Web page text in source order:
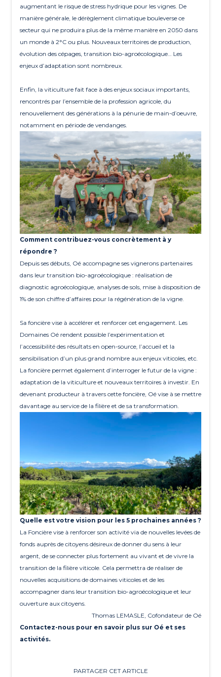
augmentant le risque de stress hydrique pour les vignes. De
manière générale, le dérèglement climatique bouleverse ce
secteur qui ne produira plus de la même manière en 2050 dans
un monde à 2°C ou plus. Nouveaux territoires de production,
évolution des cépages, transition bio-agroécologique… Les
enjeux d’adaptation sont nombreux.
Enfin, la viticulture fait face à des enjeux sociaux importants,
rencontrés par l’ensemble de la profession agricole, du
renouvellement des générations à la pénurie de main-d’oeuvre,
notamment en période de vendanges.
Comment contribuez-vous concrètement à y
répondre ?
Depuis ses débuts, Oé accompagne ses vignerons partenaires
dans leur transition bio-agroécologique : réalisation de
diagnostic agroécologique, analyses de sols, mise à disposition de
1% de son chiffre d’affaires pour la régénération de la vigne.
Sa foncière vise à accélérer et renforcer cet engagement. Les
Domaines Oé rendent possible l’expérimentation et
l’accessibilité des résultats en open-source, l’accueil et la
sensibilisation d’un plus grand nombre aux enjeux viticoles, etc.
La foncière permet également d’interroger le futur de la vigne :
adaptation de la viticulture et nouveaux territoires à investir. En
devenant producteur à travers cette foncière, Oé vise à se mettre
davantage au service de la filière et de sa transformation.
Quelle est votre vision pour les 5 prochaines années ?
La Foncière vise à renforcer son activité via de nouvelles levées de
fonds auprès de citoyens désireux de donner du sens à leur
argent, de se connecter plus fortement au vivant et de vivre la
transition de la filière viticole. Cela permettra de réaliser de
nouvelles acquisitions de domaines viticoles et de les
accompagner dans leur transition bio-agroécologique et leur
ouverture aux citoyens.
Thomas LEMASLE, Cofondateur de Oé
Contactez-nous pour en savoir plus sur Oé et ses
activités.
PARTAGER CET ARTICLE